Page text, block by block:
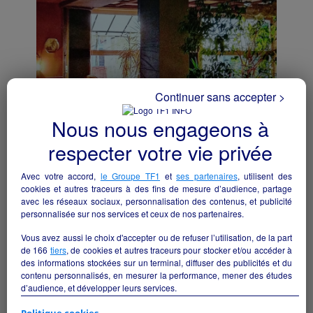
auberge avec 9 chambres murs et fond ,
licence 4 PRIX EN BAISSE A SAISIR
Saint-Julien-de-Jonzy - 71110
Hôtellerie et restauration particulier
Nous nous engageons à
respecter votre vie privée
Avec votre accord, le Groupe TF1 etses partenaires, utilisent des
cookies et autres traceurs à des fins de mesure d’audience, partage
avec les réseaux sociaux, personnalisation des contenus, et publicité
personnalisée sur nos services et ceux de nos partenaires.
Vous avez aussi le choix d'accepter ou de refuser l’utilisation, de la part
de 166 tiers, de cookies et autres traceurs pour stocker et/ou accéder à
des informations stockées sur un terminal, diffuser des publicités et du
contenu personnalisés, en mesurer la performance, mener des études
d’audience, et développer leurs services.
Continuer sans accepter >